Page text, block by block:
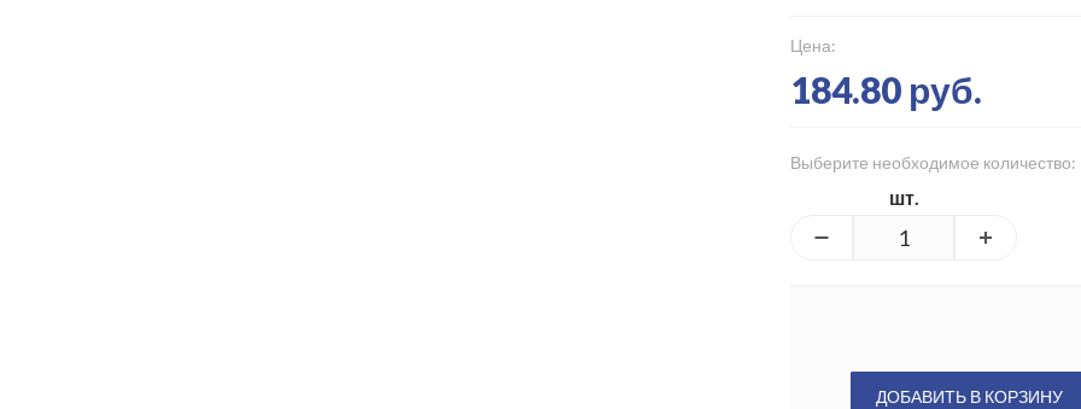
Цена:
184.80 руб.
Выберите необходимое количество:
шт.
ДОБАВИТЬ В КОРЗИНУ